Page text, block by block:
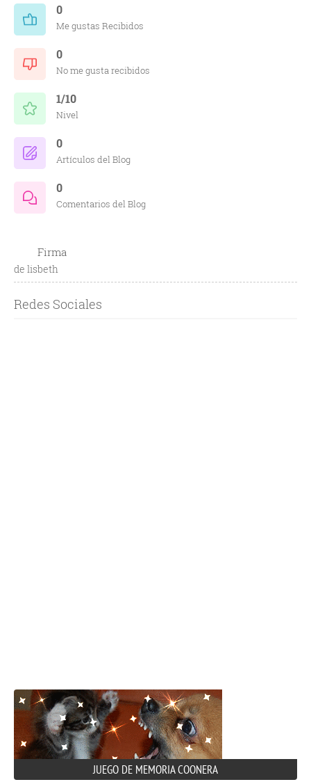
0
Me gustas Recibidos
0
No me gusta recibidos
1/10
Nivel
0
Artículos del Blog
0
Comentarios del Blog
Firma
de lisbeth
Redes Sociales
JUEGO DE MEMORIA COONERA